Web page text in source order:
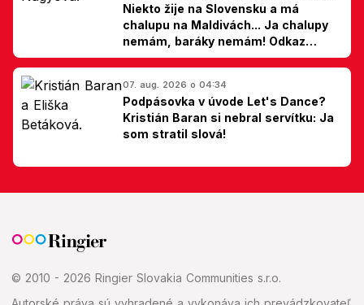
Niekto žije na Slovensku a má
chalupu na Maldivách... Ja chalupy
nemám, baráky nemám! Odkaz
Slovákom
07. aug. 2026 o 04:34
Podpásovka v úvode Let's Dance?
Kristián Baran si nebral servítku: Ja
som stratil slová!
© 2010 - 2026 Ringier Slovakia Communities s.r.o.